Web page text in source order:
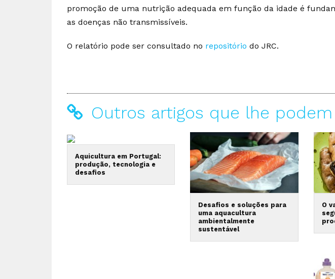
promoção de uma nutrição adequada em função da idade é
as doenças não transmissíveis.
O relatório pode ser consultado no repositório do JRC.
Outros artigos que lhe
Aquicultura em Portugal:
produção, tecnologia e
desafios
Desafios e soluções para
uma aquacultura
ambientalmente
sustentável
O